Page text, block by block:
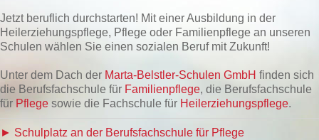
Jetzt beruflich durchstarten! Mit einer Ausbildung in der
Heilerziehungspflege, Pflege oder Familienpflege an unseren
Schulen wählen Sie einen sozialen Beruf mit Zukunft!
Unter dem Dach der Marta-Belstler-Schulen GmbH finden sich
die Berufsfachschule für Familienpflege, die Berufsfachschule
für Pflege sowie die Fachschule für Heilerziehungspflege.
► Schulplatz an der Berufsfachschule für Pflege